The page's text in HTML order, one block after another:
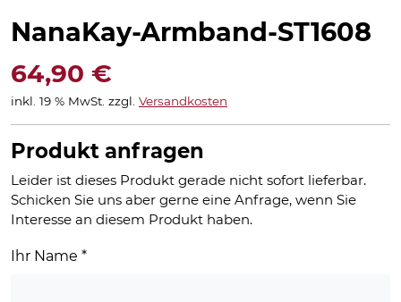
NanaKay-Armband-ST1608
64,90 €
inkl. 19 % MwSt. zzgl. Versandkosten
Produkt anfragen
Leider ist dieses Produkt gerade nicht sofort lieferbar.
Schicken Sie uns aber gerne eine Anfrage, wenn Sie
Interesse an diesem Produkt haben.
Ihr Name *